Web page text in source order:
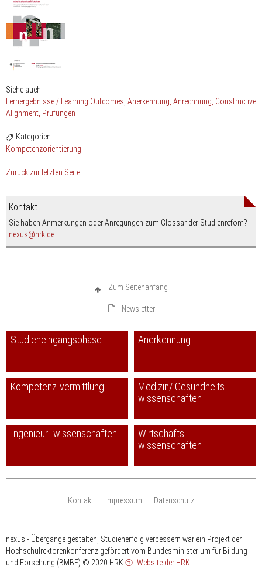
Siehe auch:
Lernergebnisse / Learning Outcomes Anerkennung Anrechnung Constructive
Alignment Prüfungen
Kategorien:
Kompetenzorientierung
Zurück zur letzten Seite
Kontakt
Sie haben Anmerkungen oder Anregungen zum Glossar der Studienrefom?
nexus
nospam-
hrk.de
Zum Seitenanfang
Newsletter
Studieneingangsphase Anerkennung
Kompetenz-vermittlung
Medizin/ Gesundheits-
wissenschaften
Ingenieur- wissenschaften
Wirtschafts-
wissenschaften
Kontakt Impressum Datenschutz
nexus - Übergänge gestalten, Studienerfolg verbessern war ein Projekt der
Hochschulrektorenkonferenz gefördert vom Bundesministerium für Bildung
und Forschung (BMBF) © 2020 HRK Website der HRK